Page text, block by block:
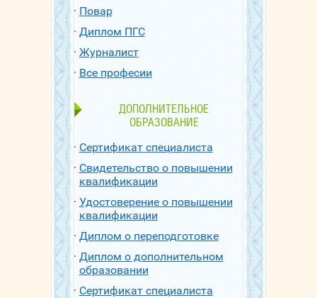
Повар
Диплом ПГС
Журналист
Все професии
ДОПОЛНИТЕЛЬНОЕ
ОБРАЗОВАНИЕ
Сертификат специалиста
Свидетельство о повышении
квалификации
Удостоверение о повышении
квалификации
Диплом о переподготовке
Диплом о дополнительном
образовании
Сертификат специалиста